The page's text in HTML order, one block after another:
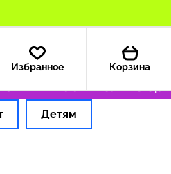
Избранное Корзина
— 199 ₽ Только
Детям